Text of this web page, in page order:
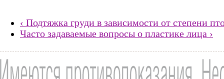
‹ Подтяжка груди в зависимости от степени
Часто задаваемые вопросы о пластике лица ›